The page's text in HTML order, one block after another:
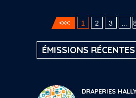
1 2 3
ÉMISSIONS RÉCENTES
DRAPERIES